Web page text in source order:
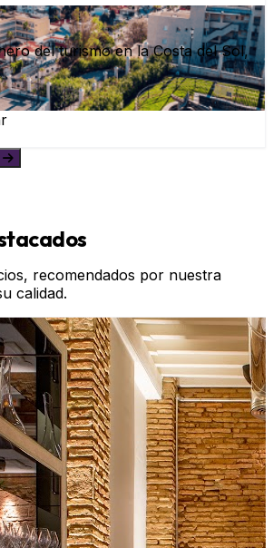
del turismo en la Costa del Sol,
recomendados por nuestra
calidad.